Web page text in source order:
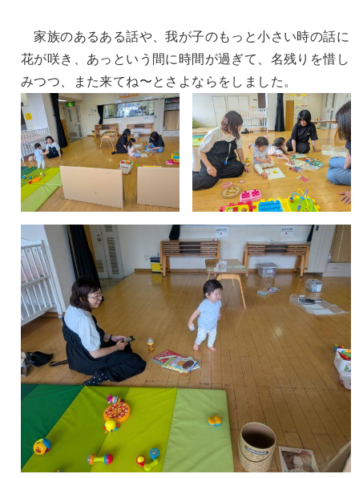
家族のあるある話や、我が子のもっと小さい時の話に
花が咲き、あっという間に時間が過ぎて、名残りを惜し
みつつ、また来てね〜とさよならをしました。